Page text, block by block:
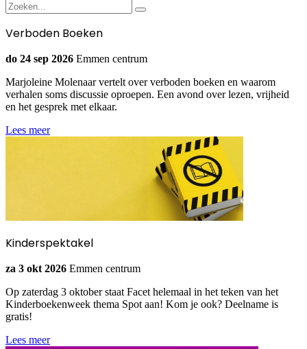
Verboden Boeken
do 24 sep 2026 Emmen centrum
Marjoleine Molenaar vertelt over verboden boeken en waarom
verhalen soms discussie oproepen. Een avond over lezen, vrijheid
en het gesprek met elkaar.
Lees meer
Kinderspektakel
za 3 okt 2026 Emmen centrum
Op zaterdag 3 oktober staat Facet helemaal in het teken van het
Kinderboekenweek thema Spot aan! Kom je ook? Deelname is
gratis!
Lees meer